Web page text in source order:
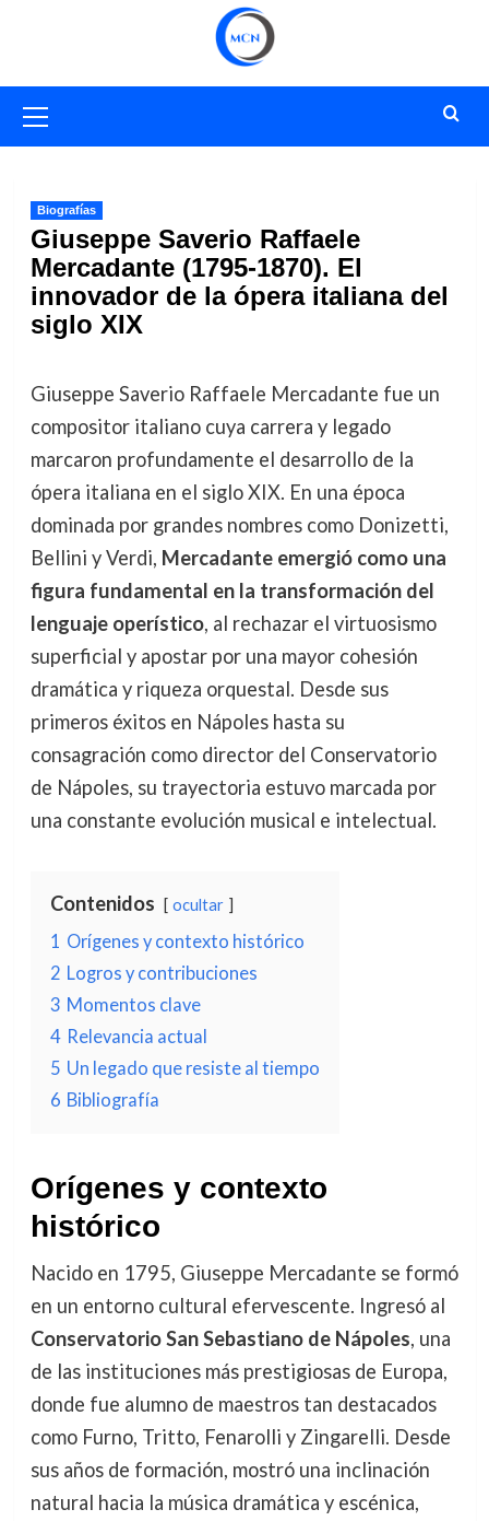
primario
Biografías
Giuseppe Saverio Raffaele
Mercadante (1795-1870). El
innovador de la ópera italiana del
siglo XIX
Giuseppe Saverio Raffaele Mercadante fue un
compositor italiano cuya carrera y legado
marcaron profundamente el desarrollo de la
ópera italiana en el siglo XIX. En una época
dominada por grandes nombres como Donizetti,
Bellini y Verdi, Mercadante emergió como una
figura fundamental en la transformación del
lenguaje operístico, al rechazar el virtuosismo
superficial y apostar por una mayor cohesión
dramática y riqueza orquestal. Desde sus
primeros éxitos en Nápoles hasta su
consagración como director del Conservatorio
de Nápoles, su trayectoria estuvo marcada por
una constante evolución musical e intelectual.
Contenidos ocultar
1 Orígenes y contexto histórico
2 Logros y contribuciones
3 Momentos clave
4 Relevancia actual
5 Un legado que resiste al tiempo
6 Bibliografía
Orígenes y contexto
histórico
Nacido en 1795, Giuseppe Mercadante se formó
en un entorno cultural efervescente. Ingresó al
Conservatorio San Sebastiano de Nápoles, una
de las instituciones más prestigiosas de Europa,
donde fue alumno de maestros tan destacados
como Furno, Tritto, Fenarolli y Zingarelli. Desde
sus años de formación, mostró una inclinación
natural hacia la música dramática y escénica,